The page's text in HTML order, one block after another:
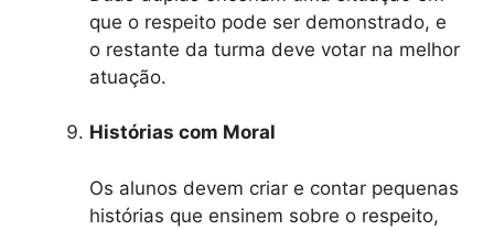
que o respeito pode ser demonstrado, e
o restante da turma deve votar na melhor
atuação.
Histórias com Moral
Os alunos devem criar e contar pequenas
histórias que ensinem sobre o respeito,